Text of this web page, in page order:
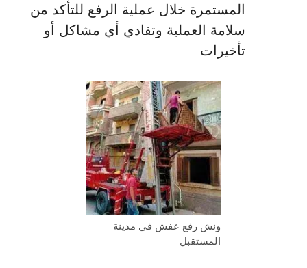
المستمرة خلال عملية الرفع للتأكد من
سلامة العملية وتفادي أي مشاكل أو
تأخيرات
ونش رفع عفش في مدينة
المستقبل